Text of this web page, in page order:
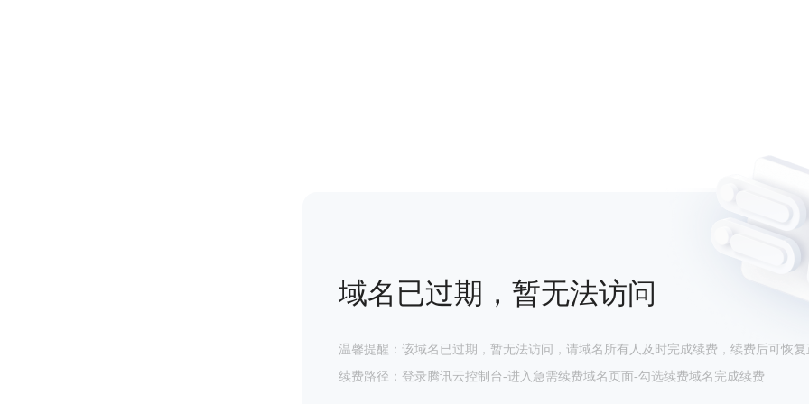
域名已过期，暂无法访问
温馨提醒：该域名已过期，暂无法访问，请域名所有人及时完成续费，续费后可恢复
续费路径：登录腾讯云控制台-进入急需续费域名页面-勾选续费域名完成续费